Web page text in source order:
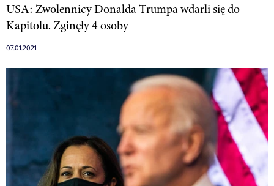
USA: Zwolennicy Donalda Trumpa wdarli się do
Kapitolu. Zginęły 4 osoby
07.01.2021